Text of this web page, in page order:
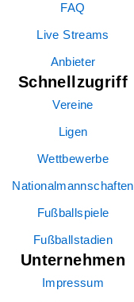
FAQ
Live Streams
Anbieter
Schnellzugriff
Vereine
Ligen
Wettbewerbe
Nationalmannschaften
Fußballspiele
Fußballstadien
Unternehmen
Impressum